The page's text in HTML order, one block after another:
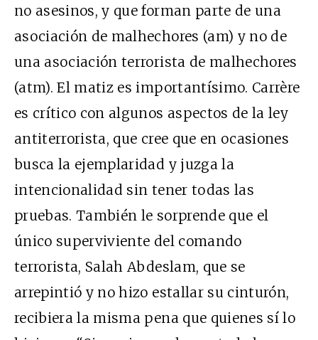
no asesinos, y que forman parte de una
asociación de malhechores (am) y no de
una asociación terrorista de malhechores
(atm). El matiz es importantísimo. Carrère
es crítico con algunos aspectos de la ley
antiterrorista, que cree que en ocasiones
busca la ejemplaridad y juzga la
intencionalidad sin tener todas las
pruebas. También le sorprende que el
único superviviente del comando
terrorista, Salah Abdeslam, que se
arrepintió y no hizo estallar su cinturón,
recibiera la misma pena que quienes sí lo